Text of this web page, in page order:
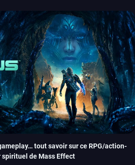
tout savoir sur ce RPG/action-
de Mass Effect